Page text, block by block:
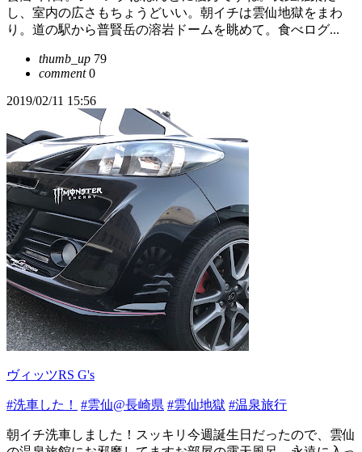
し、室内の広さもちょうどいい。朝イチは雲仙地獄をまわ
り。道の駅から普賢岳の溶岩ドームを眺めて。食べログ...
thumb_up 79
comment0
2019/02/11 15:56
ヴィッツRS G's
#洗車した！ #雲仙@長崎県 #雲仙地獄 #温泉旅行
朝イチ洗車しました！スッキリ今週誕生日だったので、雲仙